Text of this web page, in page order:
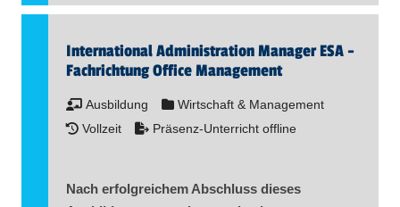
International Administration Manager ESA -
Fachrichtung Office Management
Ausbildung
Wirtschaft & Management
Vollzeit
Präsenz-Unterricht offline
Nach erfolgreichem Abschluss dieses